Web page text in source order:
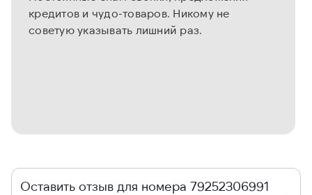
кредитов и чудо-товаров. Никому не
советую указывать лишний раз.
Оставить отзыв для номера 79252306991